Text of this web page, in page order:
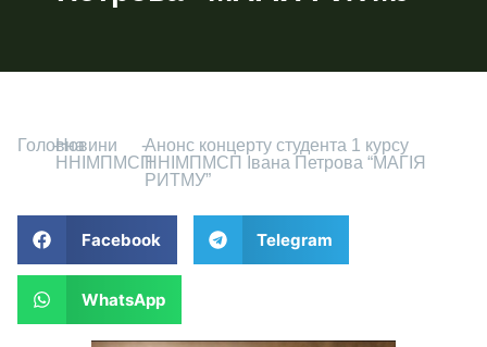
Головна
-Новини
ННІМПМСП
-Анонс концерту студента 1 курсу
ННІМПМСП Івана Петрова “МАГІЯ
РИТМУ”
Facebook Telegram
WhatsApp